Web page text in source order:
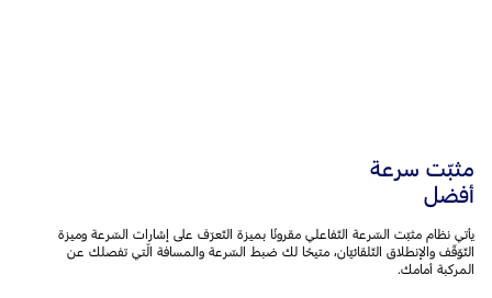
مثبّت سرعة
أفضل
يأتي نظام مثبّت السّرعة التّفاعلي مقرونًا بميزة التّعرّف على إشارات السّرعة وميزة
التّوّقّف والإنطلاق التّلقائيّان، متيحًا لك ضبط السّرعة والمسافة الّتي تفصلك عن
المركبة أمامك.